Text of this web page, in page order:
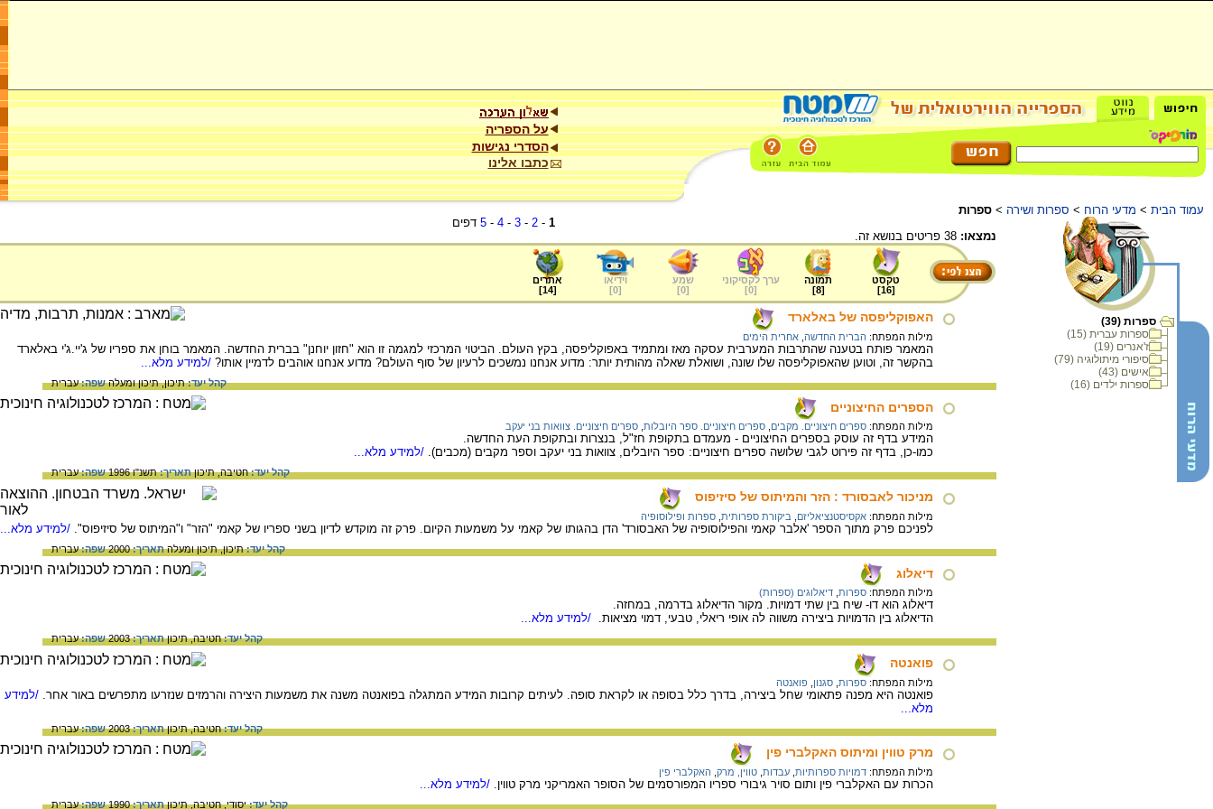
על הספריה
הסדרי נגישות
כתבו אלינו
עמוד הבית > מדעי הרוח > ספרות ושירה > ספרות
ספרות (39)
ספרות עברית (15)
ז'אנרים (19)
סיפורי מיתולוגיה (79)
אישים (43)
ספרות ילדים (16)
1
-
2
-
3
-
4
-
5 דפים
נמצאו:
טקסט
[
16
]
תמונה
[
8
]
ערך לקסיקוני
[
0
]
שמע
[
0
]
וידיאו
[
0
]
אתרים
[
14
]
האפוקליפסה של באלארד
מילות המפתח: הברית החדשה אחרית הימים
המאמר פותח בטענה שהתרבות המערבית עסקה מאז ומתמיד באפוקליפסה, בקץ העולם. הביטוי המרכזי למגמה זו הוא "חזון יוחנן" בברית החדשה. המאמר בוחן את ספריו של ג'יי.ג'י באלארד
בהקשר זה, וטוען שהאפוקליפסה שלו שונה, ושואלת שאלה מהותית יותר: מדוע אנחנו נמשכים לרעיון של סוף העולם? מדוע אנחנו אוהבים לדמיין אותו? /למידע מלא...
קהל יעד:תיכון,תיכון ומעלהשפה:עברית
הספרים החיצוניים
מילות המפתח: ספרים חיצוניים. מקבים ספרים חיצוניים. ספר היובלות ספרים חיצוניים. צוואות בני יעקב
המידע בדף זה עוסק בספרים החיצוניים - מעמדם בתקופת חז"ל, בנצרות ובתקופת העת החדשה.
כמו-כן, בדף זה פירוט לגבי שלושה ספרים חיצוניים: ספר היובלים, צוואות בני יעקב וספר מקבים (מכבים). /למידע מלא...
קהל יעד:חטיבה,תיכוןתאריך:תשנ"ו 1996 שפה:עברית
מניכור לאבסורד : הזר והמיתוס של סיזיפוס
מילות המפתח: אקסיסטנציאליזם ביקורת ספרותית ספרות ופילוסופיה
לפניכם פרק מתוך הספר 'אלבר קאמי והפילוסופיה של האבסורד' הדן בהגותו של קאמי על משמעות הקיום. פרק זה מוקדש לדיון בשני ספריו של קאמי "הזר" ו"המיתוס של סיזיפוס". /למידע מלא...
קהל יעד:תיכון,תיכון ומעלהתאריך:2000 שפה:עברית
דיאלוג
מילות המפתח: ספרות דיאלוגים (ספרות)
דיאלוג הוא דו- שיח בין שתי דמויות. מקור הדיאלוג בדרמה, במחזה.
הדיאלוג בין הדמויות ביצירה משווה לה אופי ריאלי, טבעי, דמוי מציאות. /למידע מלא...
קהל יעד:חטיבה,תיכוןתאריך:2003 שפה:עברית
פואנטה
מילות המפתח: ספרות סגנון פואנטה
פואנטה היא מפנה פתאומי שחל ביצירה, בדרך כלל בסופה או לקראת סופה. לעיתים קרובות המידע המתגלה בפואנטה משנה את משמעות היצירה והרמזים שנזרעו מתפרשים באור אחר. /למידע
מלא...
קהל יעד:חטיבה,תיכוןתאריך:2003 שפה:עברית
מרק טווין ומיתוס האקלברי פין
מילות המפתח: דמויות ספרותיות עבדות טווין, מרק האקלברי פין
הכרות עם האקלברי פין ותום סויר גיבורי ספריו המפורסמים של הסופר האמריקני מרק טווין. /למידע מלא...
קהל יעד:יסודי,חטיבה,תיכוןתאריך:1990 שפה:עברית